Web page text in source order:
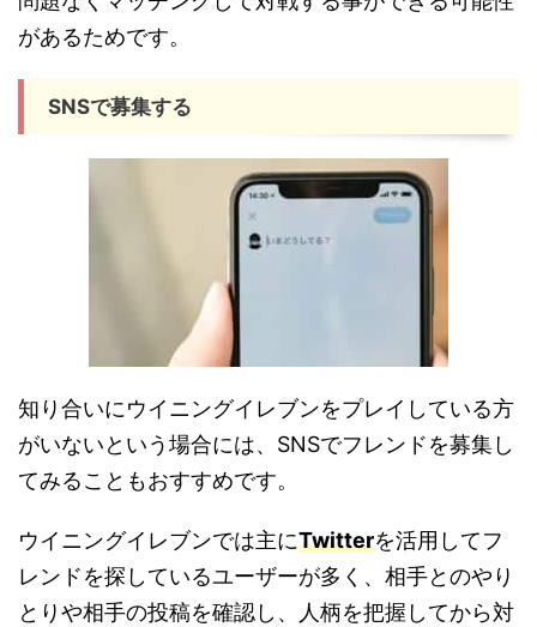
があるためです。
SNSで募集する
知り合いにウイニングイレブンをプレイしている方
がいないという場合には、SNSでフレンドを募集し
てみることもおすすめです。
ウイニングイレブンでは主にTwitterを活用してフ
レンドを探しているユーザーが多く、相手とのやり
とりや相手の投稿を確認し、人柄を把握してから対